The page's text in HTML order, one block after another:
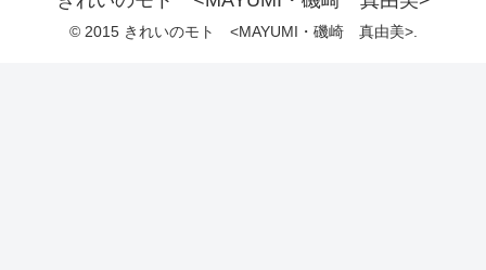
© 2015 きれいのモト <MAYUMI・磯崎 真由美>.